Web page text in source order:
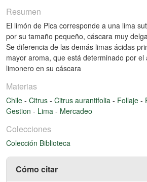
Resumen
El limón de Pica corresponde a una lima
por su tamaño pequeño, cáscara muy
Se diferencia de las demás limas ácidas
mayor aroma, que está determinado por el
limonero en su cáscara
Materias
Chile - Citrus - Citrus aurantifolia - Follaje -
Gestion - Lima - Mercadeo
Colecciones
Colección Biblioteca
Cómo citar